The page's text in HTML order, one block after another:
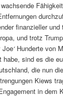
finanzieller
und trotz
Joe‘ Hunderte von
sind es die
die nun
Kiews
in dem